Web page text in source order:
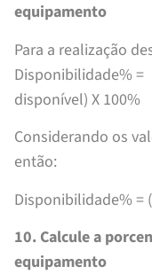
equipamento
Para a realização
Disponibilidade%
disponível) X 100%
Considerando os
então:
Disponibilidade% =
10. Calcule a
equipamento